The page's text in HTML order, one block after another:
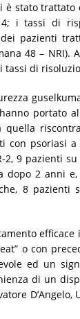
stato trattato
i tassi di
pazienti
48 –
tassi di
portato
quella
con psoriasi
2, 9 pazienti
2 anni e,
8
o con
ed un
di un